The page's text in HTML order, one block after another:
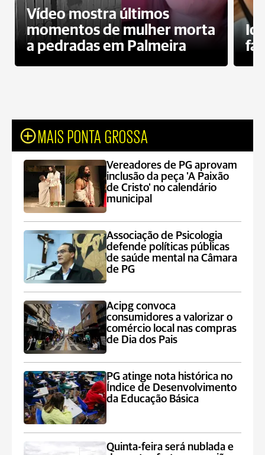
Vídeo mostra últimos
momentos de mulher morta
a pedradas em Palmeira
MAIS PONTA GROSSA
Vereadores de PG aprovam
inclusão da peça 'A Paixão
de Cristo' no calendário
municipal
Associação de Psicologia
defende políticas públicas
de saúde mental na Câmara
de PG
Acipg convoca
consumidores a valorizar o
comércio local nas compras
de Dia dos Pais
PG atinge nota histórica no
Índice de Desenvolvimento
da Educação Básica
Quinta-feira será nublada e